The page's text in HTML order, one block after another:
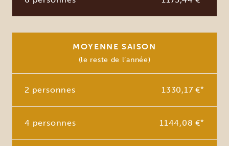
MOYENNE SAISON
(le reste de l’année)
2 personnes 1330,17 €*
4 personnes 1144,08 €*